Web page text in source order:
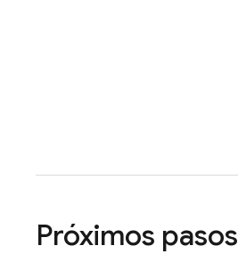
Próximos pasos